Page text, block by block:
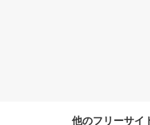
他のフリーサイ